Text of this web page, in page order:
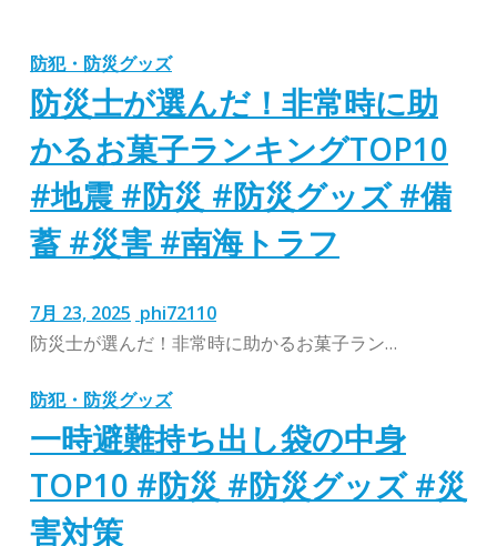
防犯・防災グッズ
防災士が選んだ！非常時に助
かるお菓子ランキングTOP10
#地震 #防災 #防災グッズ #備
蓄 #災害 #南海トラフ
7月 23, 2025 phi72110
防災士が選んだ！非常時に助かるお菓子ラン…
防犯・防災グッズ
一時避難持ち出し袋の中身
TOP10 #防災 #防災グッズ #災
害対策